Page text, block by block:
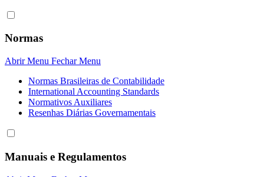
Normas
Abrir Menu Fechar Menu
Normas Brasileiras de Contabilidade
International Accounting Standards
Normativos Auxiliares
Resenhas Diárias Governamentais
Manuais e Regulamentos